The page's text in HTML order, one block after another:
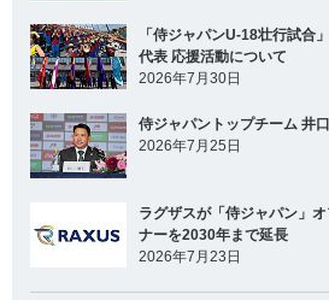
「侍ジャパンU-18壮行試合
代表 応援活動について
2026年7月30日
侍ジャパントップチーム 井
2026年7月25日
ラグザスが「侍ジャパン」
ナーを2030年まで延長
2026年7月23日